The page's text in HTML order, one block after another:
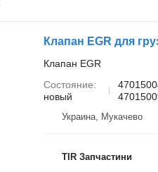
Клапан EGR для
Клапан EGR
Состояние
новый
Украина, Мукачево
TIR Запчастини